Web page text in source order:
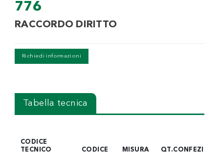
776
RACCORDO DIRITTO
Richiedi informazioni
Tabella tecnica
CODICE
TECNICO
CODICE MISURA QT.CONFEZIONE